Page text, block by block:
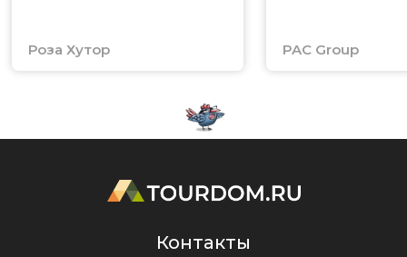
Роза Хутор PAC Group
Контакты